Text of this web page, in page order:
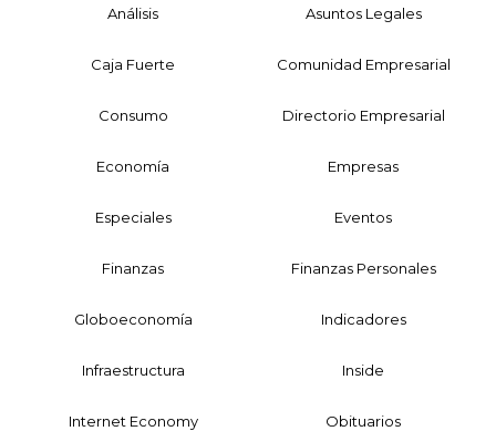
Análisis Asuntos Legales
Caja Fuerte Comunidad Empresarial
Consumo Directorio Empresarial
Economía Empresas
Especiales Eventos
Finanzas Finanzas Personales
Globoeconomía Indicadores
Infraestructura Inside
Internet Economy Obituarios